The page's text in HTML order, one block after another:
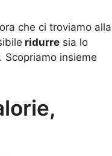
che ci troviamo alla
ridurre sia lo
insieme